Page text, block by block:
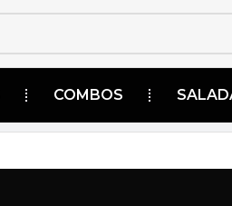
COMBOS